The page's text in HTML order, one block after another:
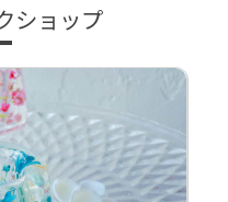
ショップ